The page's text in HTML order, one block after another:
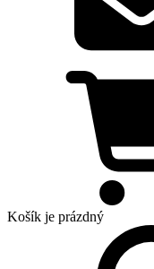
Košík je prázdný